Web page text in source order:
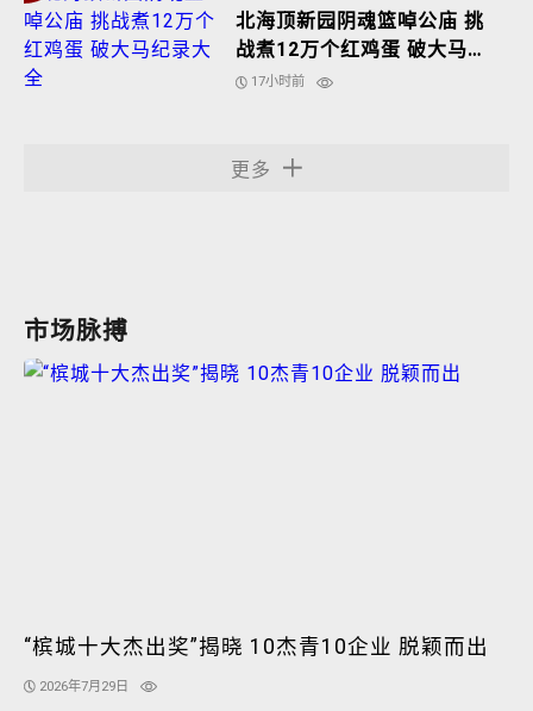
北海顶新园阴魂篮啅公庙 挑
战煮12万个红鸡蛋 破大马纪
录大全
17小时前
更多
市场脉搏
“槟城十大杰出奖”揭晓 10杰青10企业 脱颖而出
2026年7月29日